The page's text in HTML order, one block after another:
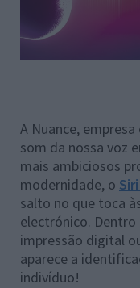
A Nuance,
som da nossa voz
mais ambiciosos
modernidade, o
salto no que toca
electrónico.
impressão digital
aparece a
indivíduo!